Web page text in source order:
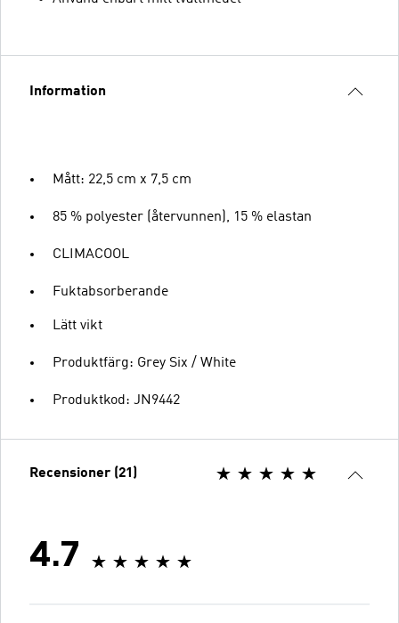
Information
Mått: 22,5 cm x 7,5 cm
85 % polyester (återvunnen), 15 % elastan
CLIMACOOL
Fuktabsorberande
Lätt vikt
Produktfärg: Grey Six / White
Produktkod: JN9442
Recensioner (21)
4.7